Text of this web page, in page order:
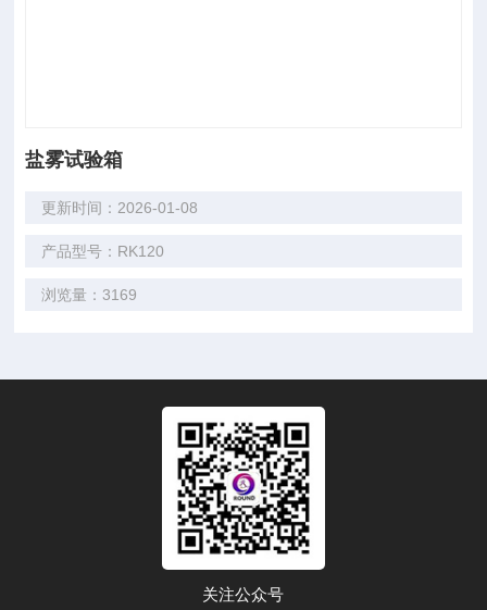
盐雾试验箱
更新时间：2026-01-08
产品型号：RK120
浏览量：3169
关注公众号